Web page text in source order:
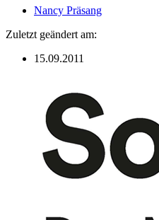
Nancy Präsang
Zuletzt geändert am:
15.09.2011